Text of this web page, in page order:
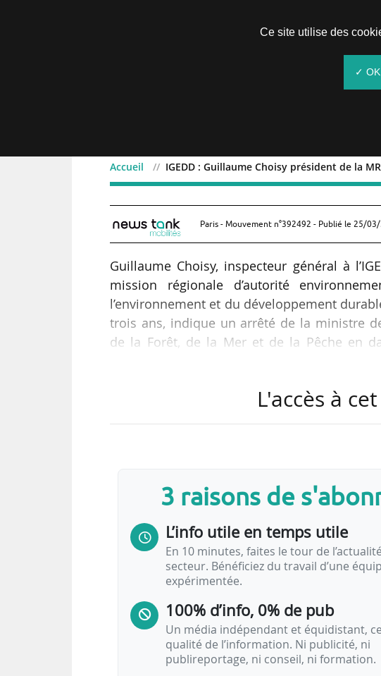
Accueil IGEDD : Guillaume Choisy président de la
IGEDD : Guillaume Choisy
Paris - Mouvement n°392492 - Publié le 25/03/
Guillaume Choisy, inspecteur général à
mission régionale d’autorité
l’environnement et du développement
trois ans, indique un arrêté de la ministre
de la Forêt, de la Mer et de la Pêche en
Garonne de mai 2017 à octobre 2024 avant
Guillaume Choisy a été l’attaché
L'accès à
3 raisons de
L’info utile en temps utile
En 10 minutes, faites le tour de
secteur. Bénéficiez du travail d’une
expérimentée.
100% d’info, 0% de pub
Un média indépendant et équidistant,
qualité de l’information. Ni publicité, ni
publireportage, ni conseil, ni formation.
Ce site utilise des
✓